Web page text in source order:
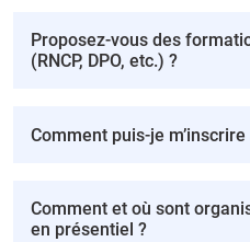
Proposez-vous des
(RNCP, DPO, etc.) ?
Comment puis-je
Comment et où sont
en présentiel ?